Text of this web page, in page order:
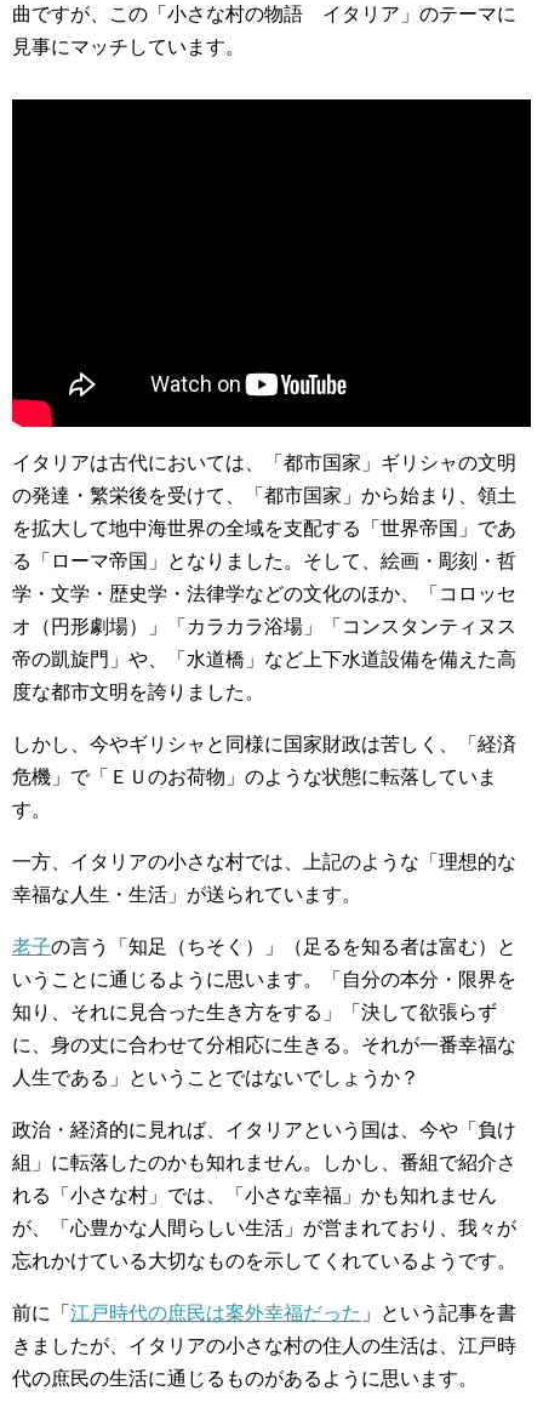
曲ですが、この「小さな村の物語 イタリア」のテーマに
見事にマッチしています。
イタリアは古代においては、「都市国家」ギリシャの文明
の発達・繁栄後を受けて、「都市国家」から始まり、領土
を拡大して地中海世界の全域を支配する「世界帝国」であ
る「ローマ帝国」となりました。そして、絵画・彫刻・哲
学・文学・歴史学・法律学などの文化のほか、「コロッセ
オ（円形劇場）」「カラカラ浴場」「コンスタンティヌス
帝の凱旋門」や、「水道橋」など上下水道設備を備えた高
度な都市文明を誇りました。
しかし、今やギリシャと同様に国家財政は苦しく、「経済
危機」で「ＥＵのお荷物」のような状態に転落していま
す。
一方、イタリアの小さな村では、上記のような「理想的な
幸福な人生・生活」が送られています。
老子の言う「知足（ちそく）」（足るを知る者は富む）と
いうことに通じるように思います。「自分の本分・限界を
知り、それに見合った生き方をする」「決して欲張らず
に、身の丈に合わせて分相応に生きる。それが一番幸福な
人生である」ということではないでしょうか？
政治・経済的に見れば、イタリアという国は、今や「負け
組」に転落したのかも知れません。しかし、番組で紹介さ
れる「小さな村」では、「小さな幸福」かも知れません
が、「心豊かな人間らしい生活」が営まれており、我々が
忘れかけている大切なものを示してくれているようです。
前に「 江戸時代の庶民は案外幸福だった 」という記事を書
きましたが、イタリアの小さな村の住人の生活は、江戸時
代の庶民の生活に通じるものがあるように思います。